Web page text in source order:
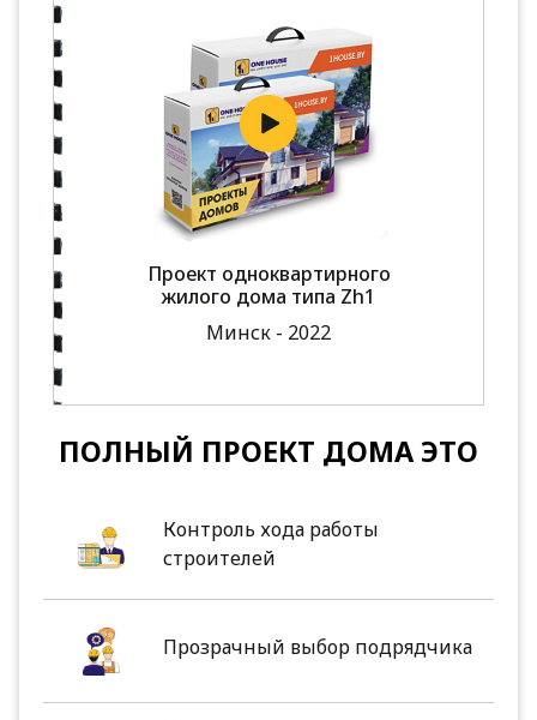
Проект одноквартирного
жилого дома типа Zh1
Минск - 2022
ПОЛНЫЙ ПРОЕКТ ДОМА ЭТО
Контроль хода работы
строителей
Прозрачный выбор подрядчика